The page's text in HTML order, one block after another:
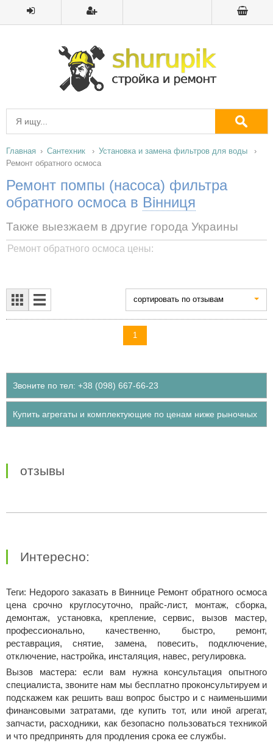
Главная Сантехник
Установка и замена фильтров для воды
Ремонт обратного осмоса
Ремонт помпы (насоса) фильтра
обратного осмоса в Вінниця
Также выезжаем в другие города Украины
Ремонт обратного осмоса цены:
cортировать по отзывам
1
Звоните по тел: +38 (098) 667-66-23
Купить агрегаты и комплектующие по ценам ниже рыночных
отзывы
Интересно:
Теги: Недорого заказать в Виннице Ремонт обратного осмоса
цена срочно круглосуточно, прайс-лист, монтаж, сборка,
демонтаж, установка, крепление, сервис, вызов мастер,
профессионально, качественно, быстро, ремонт,
реставрация, снятие, замена, повесить, подключение,
отключение, настройка, инсталяция, навес, регулировка.
Вызов мастера: если вам нужна консультация опытного
специалиста, звоните нам мы бесплатно проконсультируем и
подскажем как решить ваш вопрос быстро и с наименьшими
финансовыми затратами, где купить тот, или иной агрегат,
запчасти, расходники, как безопасно пользоваться техникой
и что предпринять для продления срока ее службы.